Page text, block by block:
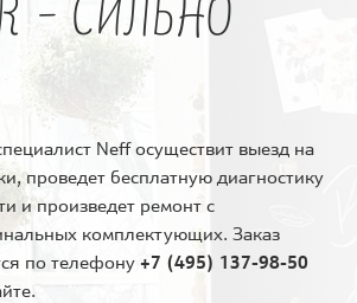
Neff осуществит выезд на
проведет бесплатную диагностику
и произведет ремонт с
комплектующих. Заказ
по телефону +7 (495) 137-98-50